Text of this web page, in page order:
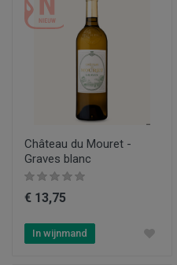
Château du Mouret -
Graves blanc
€ 13,75
In wijnmand